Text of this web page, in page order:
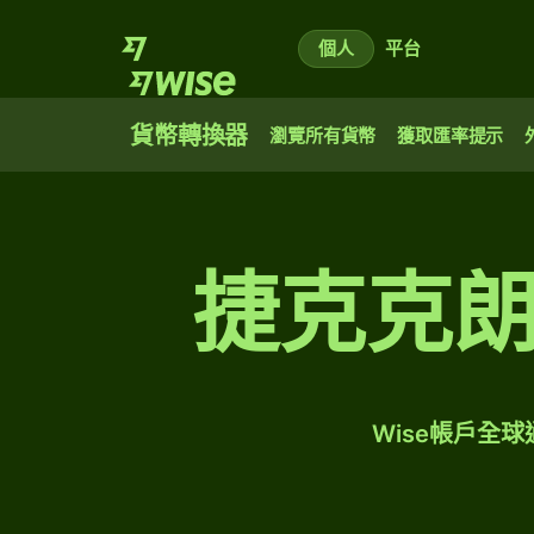
個人 平台
貨幣轉換器 瀏覽所有貨幣 獲取匯率提示
捷克克
Wise帳戶全球